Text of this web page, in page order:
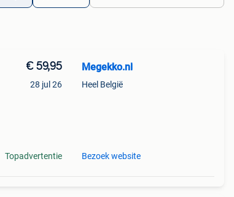
€ 59,95
28 jul 26
Topadvertentie
Megekko.nl
Heel België
Bezoek website